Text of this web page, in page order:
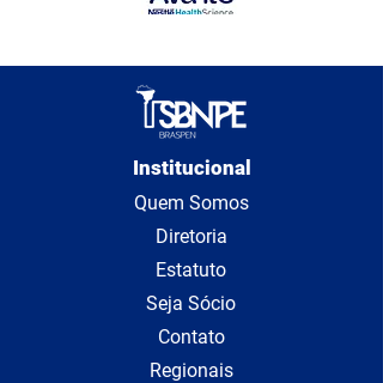
Institucional
Quem Somos
Diretoria
Estatuto
Seja Sócio
Contato
Regionais